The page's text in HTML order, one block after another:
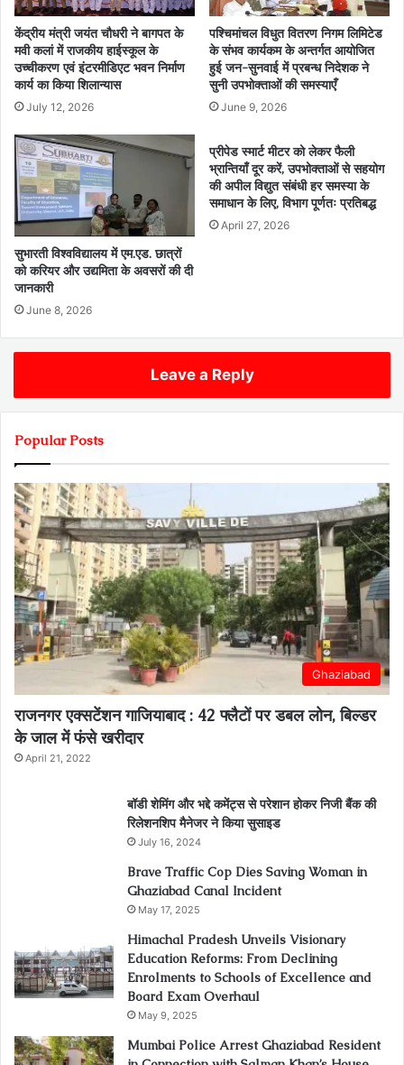
केंद्रीय मंत्री जयंत चौधरी ने बागपत के
मवी कलां में राजकीय हाईस्कूल के
उच्चीकरण एवं इंटरमीडिएट भवन निर्माण
कार्य का किया शिलान्यास
July 12, 2026
पश्चिमांचल विधुत वितरण निगम लिमिटेड
के संभव कार्यकम के अन्तर्गत आयोजित
हुई जन-सुनवाई में प्रबन्ध निदेशक ने
सुनी उपभोक्ताओं की समस्याएँ
June 9, 2026
सुभारती विश्वविद्यालय में एम.एड. छात्रों
को करियर और उद्यमिता के अवसरों की दी
जानकारी
June 8, 2026
प्रीपेड स्मार्ट मीटर को लेकर फैली
भ्रान्तियाँ दूर करें, उपभोक्ताओं से सहयोग
की अपील विद्युत संबंधी हर समस्या के
समाधान के लिए, विभाग पूर्णतः प्रतिबद्ध
April 27, 2026
Leave a Reply
Popular Posts
Ghaziabad
राजनगर एक्सटेंशन गाजियाबाद : 42 फ्लैटों पर डबल लोन, बिल्डर
के जाल में फंसे खरीदार
April 21, 2022
बॉडी शेमिंग और भद्दे कमेंट्स से परेशान होकर निजी बैंक की
रिलेशनशिप मैनेजर ने किया सुसाइड
July 16, 2024
Brave Traffic Cop Dies Saving Woman in
Ghaziabad Canal Incident
May 17, 2025
Himachal Pradesh Unveils Visionary
Education Reforms: From Declining
Enrolments to Schools of Excellence and
Board Exam Overhaul
May 9, 2025
Mumbai Police Arrest Ghaziabad Resident